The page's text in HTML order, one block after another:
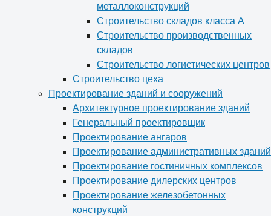
металлоконструкций
Строительство складов класса А
Строительство производственных
складов
Строительство логистических центров
Строительство цеха
Проектирование зданий и сооружений
Архитектурное проектирование зданий
Генеральный проектировщик
Проектирование ангаров
Проектирование административных зданий
Проектирование гостиничных комплексов
Проектирование дилерских центров
Проектирование железобетонных
конструкций